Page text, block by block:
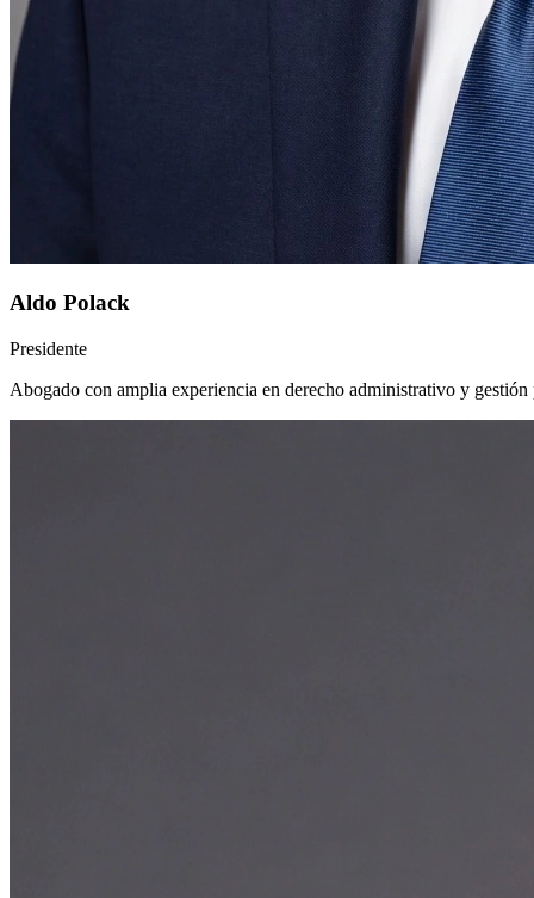
Aldo Polack
Presidente
Abogado con amplia experiencia en derecho administrativo y